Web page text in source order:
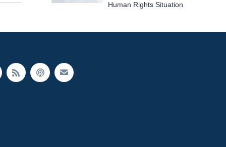
Human Rights Situation